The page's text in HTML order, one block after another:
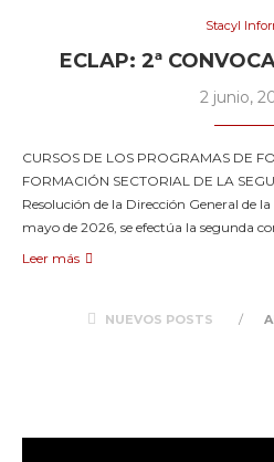
Stacyl
ECLAP: 2ª
2 junio,
CURSOS DE LOS PROGRAMAS DE
FORMACIÓN SECTORIAL DE LA
Resolución de la Dirección General de
mayo de 2026, se efectúa la segunda
Leer más
NUEVOS POSTS